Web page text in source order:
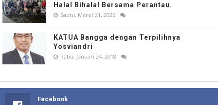
Halal Bihalal Bersama Perantau.
Sabtu, Maret 21, 2026
KATUA Bangga dengan Terpilihnya
Yosviandri
Rabu, Januari 24, 2018
Facebook